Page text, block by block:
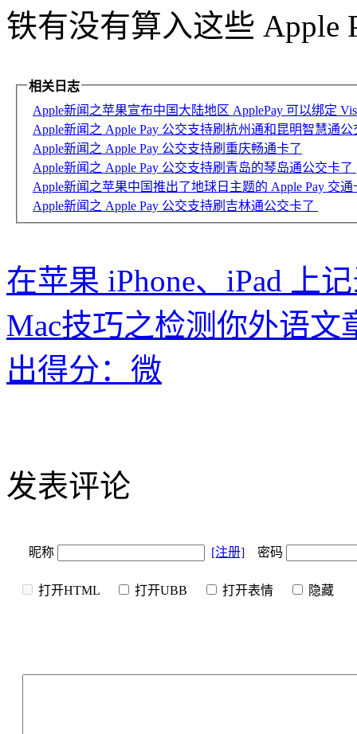
铁有没有算入这些 Apple
相关日志
Apple新闻之苹果宣布中国大陆地区 ApplePay 可以绑定
Apple新闻之 Apple Pay 公交支持刷杭州通和昆明智慧通公
Apple新闻之 Apple Pay 公交支持刷重庆畅通卡了
Apple新闻之 Apple Pay 公交支持刷青岛的琴岛通公交卡了
Apple新闻之苹果中国推出了地球日主题的 Apple Pay 交通
Apple新闻之 Apple Pay 公交支持刷吉林通公交卡了
在苹果 iPhone、iPad 上
Mac技巧之检测你外语
出得分：微
发表评论
昵称 [注册] 密码
打开HTML 打开UBB 打开表情 隐